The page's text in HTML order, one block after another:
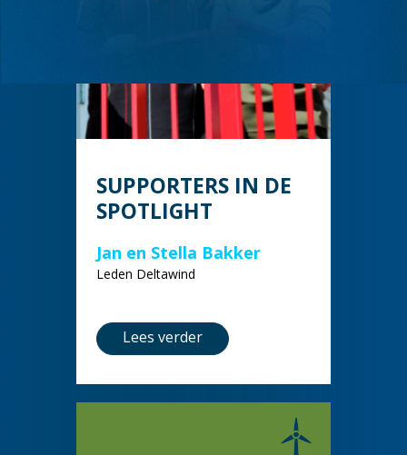
SUPPORTERS IN DE
SPOTLIGHT
Jan en Stella Bakker
Leden Deltawind
Lees verder